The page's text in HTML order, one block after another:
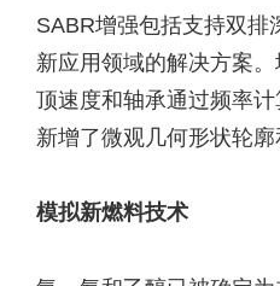
SABR增强包括支持双排
新应用领域的解决方案
顶速度和轴承通过频率
新增了微观几何形状轮廓
模拟新燃料技术